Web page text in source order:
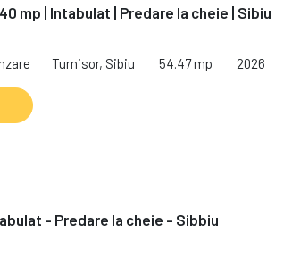
mp | Intabulat | Predare la cheie | Sibiu
Turnisor, Sibiu 54.47 mp 2026
- Predare la cheie - Sibbiu